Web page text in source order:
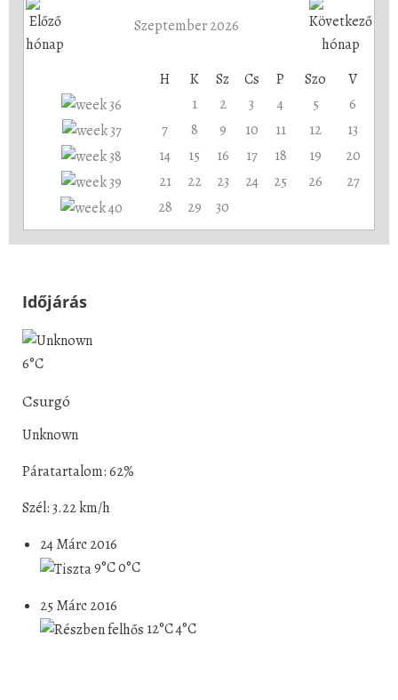
Szeptember 2026
H K Sz Cs P Szo
V
1
2 3 4 5
6
7
8 9 10 11 12
13
14
15 16 17 18 19
20
21
22 23 24 25 26
27
28
29 30
Időjárás
6°C
Csurgó
Unknown
Páratartalom: 62%
Szél: 3.22 km/h
24 Márc 2016
9°C0°C
25 Márc 2016
12°C4°C